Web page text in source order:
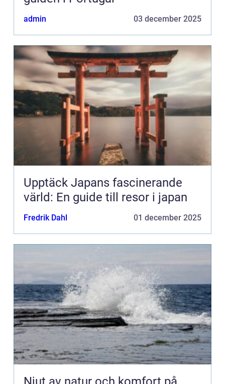
admin 03 december 2025
Upptäck Japans fascinerande
värld: En guide till resor i japan
Fredrik Dahl 01 december 2025